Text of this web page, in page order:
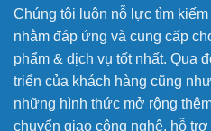
Chúng tôi luôn nỗ lực tìm
nhằm đáp ứng và cung cấp
phẩm & dịch vụ tốt nhất. Qua
triển của khách hàng cũng
những hình thức mở rộng
chuyển giao công nghệ, hỗ